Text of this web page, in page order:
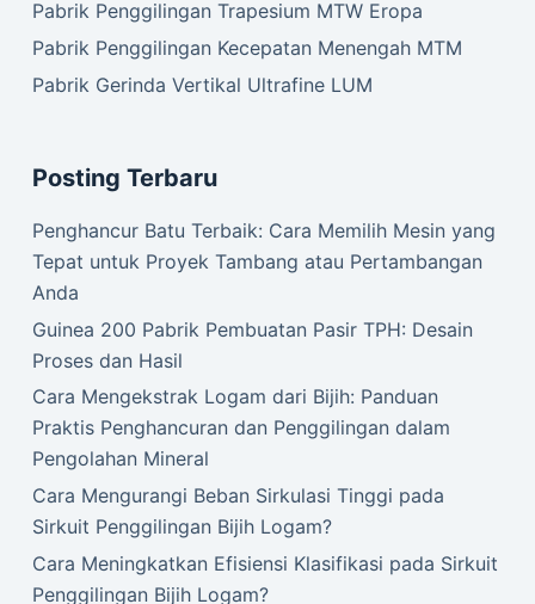
Pabrik Penggilingan Trapesium MTW Eropa
Pabrik Penggilingan Kecepatan Menengah MTM
Pabrik Gerinda Vertikal Ultrafine LUM
Posting Terbaru
Penghancur Batu Terbaik: Cara Memilih Mesin yang
Tepat untuk Proyek Tambang atau Pertambangan
Anda
Guinea 200 Pabrik Pembuatan Pasir TPH: Desain
Proses dan Hasil
Cara Mengekstrak Logam dari Bijih: Panduan
Praktis Penghancuran dan Penggilingan dalam
Pengolahan Mineral
Cara Mengurangi Beban Sirkulasi Tinggi pada
Sirkuit Penggilingan Bijih Logam?
Cara Meningkatkan Efisiensi Klasifikasi pada Sirkuit
Penggilingan Bijih Logam?